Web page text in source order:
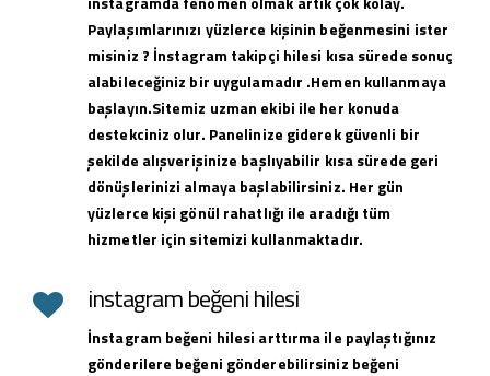
Paylaşımlarınızı yüzlerce kişinin beğenmesini ister
misiniz ? İnstagram takipçi hilesi kısa sürede sonuç
alabileceğiniz bir uygulamadır .Hemen kullanmaya
başlayın.Sitemiz uzman ekibi ile her konuda
destekciniz olur. Panelinize giderek güvenli bir
şekilde alışverişinize başlıyabilir kısa sürede geri
dönüşlerinizi almaya başlabilirsiniz. Her gün
yüzlerce kişi gönül rahatlığı ile aradığı tüm
hizmetler için sitemizi kullanmaktadır.
instagram beğeni hilesi
İnstagram beğeni hilesi arttırma ile paylaştığınız
gönderilere beğeni gönderebilirsiniz beğeni